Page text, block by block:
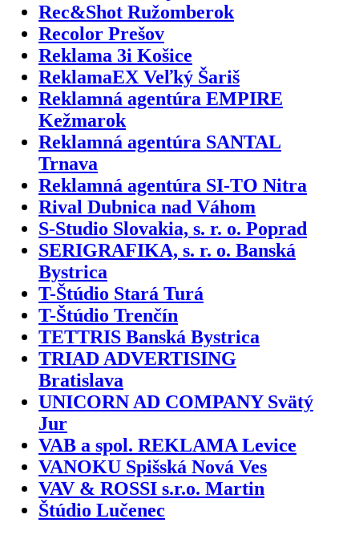
Rec&Shot Ružomberok
Recolor Prešov
Reklama 3i Košice
ReklamaEX Veľký Šariš
Reklamná agentúra EMPIRE
Kežmarok
Reklamná agentúra SANTAL
Trnava
Reklamná agentúra SI-TO Nitra
Rival Dubnica nad Váhom
S-Studio Slovakia, s. r. o. Poprad
SERIGRAFIKA, s. r. o. Banská
Bystrica
T-Štúdio Stará Turá
T-Štúdio Trenčín
TETTRIS Banská Bystrica
TRIAD ADVERTISING
Bratislava
UNICORN AD COMPANY Svätý
Jur
VAB a spol. REKLAMA Levice
VANOKU Spišská Nová Ves
VAV & ROSSI s.r.o. Martin
Štúdio Lučenec